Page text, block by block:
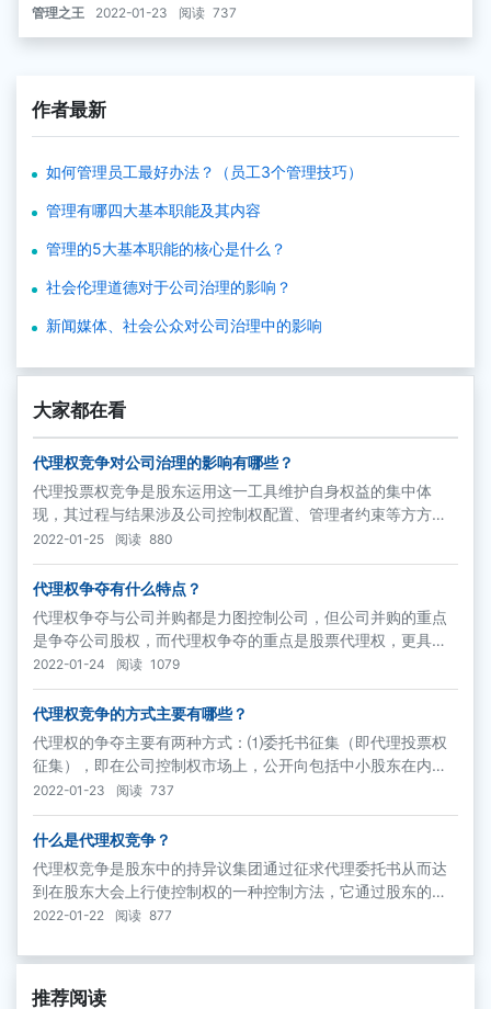
其他股东征集委托表决权授权书
管理之王 2022-01-23 阅读 737
作者最新
如何管理员工最好办法？（员工3个管理技巧）
管理有哪四大基本职能及其内容
管理的5大基本职能的核心是什么？
社会伦理道德对于公司治理的影响？
新闻媒体、社会公众对公司治理中的影响
大家都在看
代理权竞争对公司治理的影响有哪些？
代理投票权竞争是股东运用这一工具维护自身权益的集中体
现，其过程与结果涉及公司控制权配置、管理者约束等方方面
面，对公司治理有着直接的影响。具体而言，代理权竞争对公
司治理的影响主要体现在以下方面：
2022-01-25 阅读 880
代理权争夺有什么特点？
代理权争夺与公司并购都是力图控制公司，但公司并购的重点
是争夺公司股权，而代理权争夺的重点是股票代理权，更具体
一点，就是仅仅是股票权利束中的投票权。这种借助第三方力
量的方式，更注重公司的“决策控制权”。
2022-01-24 阅读 1079
代理权竞争的方式主要有哪些？
代理权的争夺主要有两种方式：⑴委托书征集（即代理投票权
征集），即在公司控制权市场上，公开向包括中小股东在内的
其他股东征集委托表决权授权书
2022-01-23 阅读 737
什么是代理权竞争？
代理权竞争是股东中的持异议集团通过征求代理委托书从而达
到在股东大会上行使控制权的一种控制方法，它通过股东的投
票权争取董事会的代表权，从而影响董事会的构成和决策，达
2022-01-22 阅读 877
推荐阅读